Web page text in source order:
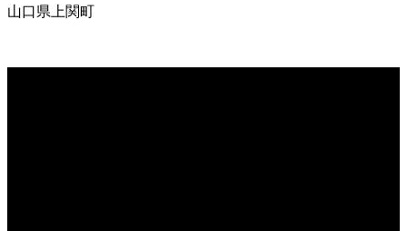
山口県上関町